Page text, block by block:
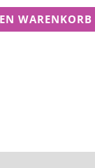
WARENKORB